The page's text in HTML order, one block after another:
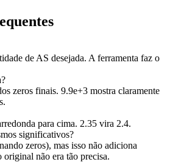
de AS desejada. A ferramenta faz o
zeros finais. 9.9e+3 mostra claramente
para cima. 2.35 vira 2.4.
significativos?
zeros), mas isso não adiciona
original não era tão precisa.